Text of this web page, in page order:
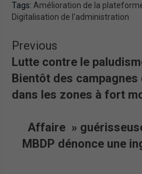
Tags: Amélioration de la
Digitalisation de l'administration
Previous
Lutte contre le
Bientôt des
dans les zones à fort
Affaire »
MBDP dénonce une